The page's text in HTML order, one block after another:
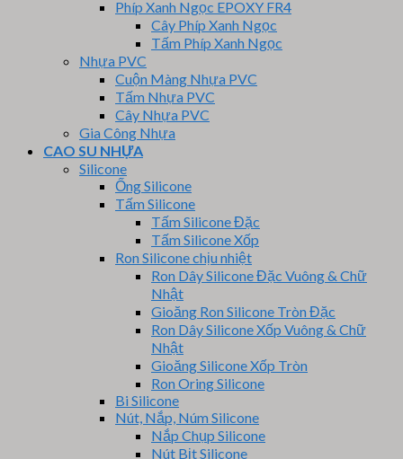
Phíp Xanh Ngọc EPOXY FR4
Cây Phíp Xanh Ngọc
Tấm Phíp Xanh Ngọc
Nhựa PVC
Cuộn Màng Nhựa PVC
Tấm Nhựa PVC
Cây Nhựa PVC
Gia Công Nhựa
CAO SU NHỰA
Silicone
Ống Silicone
Tấm Silicone
Tấm Silicone Đặc
Tấm Silicone Xốp
Ron Silicone chịu nhiệt
Ron Dây Silicone Đặc Vuông & Chữ
Nhật
Gioăng Ron Silicone Tròn Đặc
Ron Dây Silicone Xốp Vuông & Chữ
Nhật
Gioăng Silicone Xốp Tròn
Ron Oring Silicone
Bi Silicone
Nút, Nắp, Núm Silicone
Nắp Chụp Silicone
Nút Bịt Silicone